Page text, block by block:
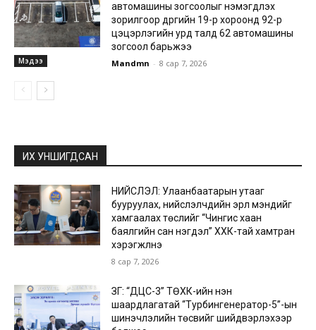
Мэдээ
автомашины зогсоолыг нэмэгдүүлэх
зорилгоор дүүргийн 19-р хороонд 92-р
цэцэрлэгийн урд талд 62 автомашины
зогсоол барьжээ
Mandmn - 8 сар 7, 2026
ИХ УНШИГДСАН
НИЙСЛЭЛ: Улаанбаатарын утааг
бууруулах, нийслэлчүүдийн эрүүл мэндийг
хамгаалах төслийг “Чингис хаан
баялгийн сан нэгдэл” ХХК-тай хамтран
хэрэгжүүлнэ
8 сар 7, 2026
ЗГ: “ДЦС-3” ТӨХК-ийн нэн
шаардлагатай “Турбингенератор-5”-ын
шинэчлэлийн төсвийг шийдвэрлэхээр